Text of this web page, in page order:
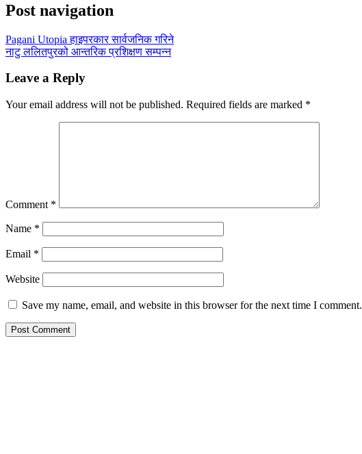
Post navigation
Pagani Utopia हाइपरकार सार्वजनिक गरिने
नाटु ललितपुरको आन्तरिक प्रशिक्षण सम्पन्न
Leave a Reply
Your email address will not be published. Required fields are marked *
Comment *
Name *
Email *
Website
Save my name, email, and website in this browser for the next time I comment.